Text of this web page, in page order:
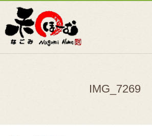
IMG_7269